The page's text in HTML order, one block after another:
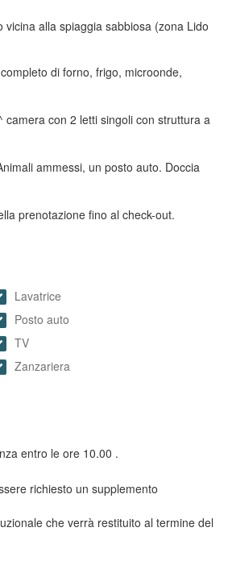
alla spiaggia sabbiosa (zona Lido
di forno, frigo, microonde,
con 2 letti singoli con struttura a
ammessi, un posto auto. Doccia
prenotazione fino al check-out.
Lavatrice
Posto auto
TV
Zanzariera
entro le ore 10.00 .
richiesto un supplemento
che verrà restituito al termine del